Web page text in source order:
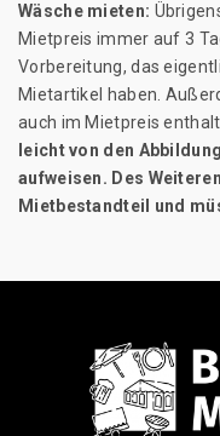
Wäsche mieten:
Mietpreis immer auf 3
Vorbereitung, das
Mietartikel haben.
auch im Mietpreis
leicht von den
aufweisen. Des
Mietbestandteil und